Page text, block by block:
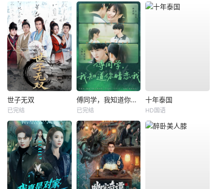
世子无双
已完结
傅同学，我知道你暗恋我
已完结
十年泰国
HD国语